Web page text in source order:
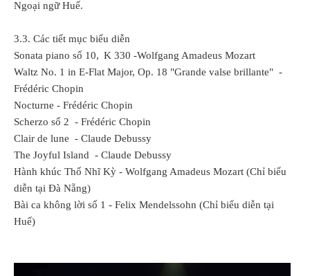
Ngoại ngữ Huế.
3.3. Các tiết mục biểu diễn
Sonata piano số 10, K 330 -Wolfgang Amadeus Mozart
Waltz No. 1 in E-Flat Major, Op. 18 "Grande valse brillante" -
Frédéric Chopin
Nocturne - Frédéric Chopin
Scherzo số 2 - Frédéric Chopin
Clair de lune - Claude Debussy
The Joyful Island - Claude Debussy
Hành khúc Thổ Nhĩ Kỳ - Wolfgang Amadeus Mozart (Chỉ biểu
diễn tại Đà Nẵng)
Bài ca không lời số 1 - Felix Mendelssohn (Chỉ biểu diễn tại
Huế)